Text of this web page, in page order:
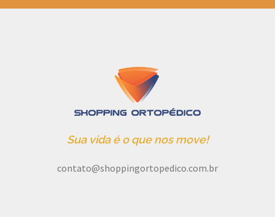
Sua vida é o que nos move!
contato@shoppingortopedico.com.br